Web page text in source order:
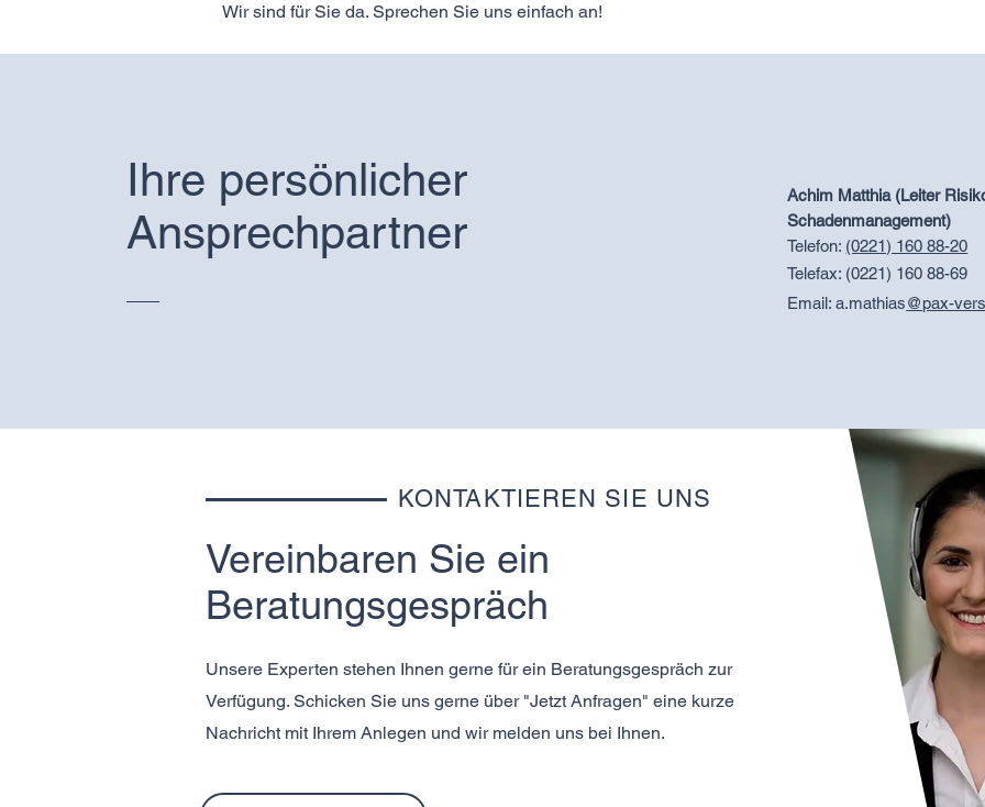
Wir sind für Sie da. Sprechen Sie uns einfach an!
Ihre persönlicher
Ansprechpartner
Achim Matthia(Leiter
Schadenmanagement)
Telefon: (0221) 160 88-20
Telefax: (0221) 160 88-69
Email: a.mathias@pax-
Vereinbaren Sie ein
Beratungsgespräch
Unsere Experten stehen Ihnen gerne für ein Beratungsgespräch zur
Verfügung. Schicken Sie uns gerne über "Jetzt Anfragen" eine kurze
Nachricht mit Ihrem Anlegen und wir melden uns bei Ihnen.
KONTAKTIEREN SIE UNS